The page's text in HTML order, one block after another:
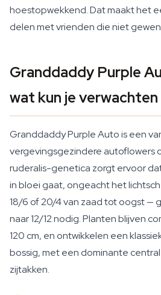
hoestopwekkend. Dat maakt het
delen met vrienden die niet
Granddaddy Purple
wat kun je verwachten
Granddaddy Purple Auto is een
vergevingsgezindere autoflowers
ruderalis-genetica zorgt ervoor
in bloei gaat, ongeacht het
18/6 of 20/4 van zaad tot oogst —
naar 12/12 nodig. Planten blijven
120 cm, en ontwikkelen een
bossig, met een dominante
zijtakken.